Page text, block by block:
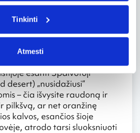
Tinkinti
Atmesti
priklausomai nuo saulės
dykumos smėlio kopų aukštis
JAV
esanti Spalvotoji
desert) „nusidažiusi“
– čia išvysite raudoną ir
pilkšvą, ar net oranžinę
kalvos, esančios šioje
atrodo tarsi sluoksniuoti